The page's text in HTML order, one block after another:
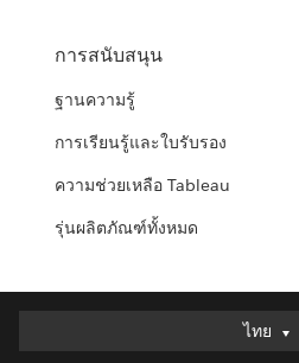
การสนับสนุน
ฐานความรู้
การเรียนรู้และใบรับรอง
ความช่วยเหลือ Tableau
รุ่นผลิตภัณฑ์ทั้งหมด
ไทย
ไทย